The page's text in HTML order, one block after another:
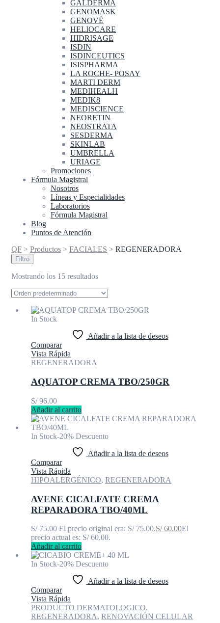
GALDERMA
GENOMASK
GENOVÉ
HELIOCARE
HIDRISAGE
ISDIN
ISDINCEUTICS
ISISPHARMA
LA ROCHE- POSAY
MARTI DERM
MEDIHEALH
MEDIK8
MEDISCIENCE
NEORETIN
NEOSTRATA
SESDERMA
SKINLAB
UMBRELLA
URIAGE
Promociones
Fórmula Magistral
Nosotros
Líneas y Especialidades
Laboratorios
Fórmula Magistral
Blog
Puntos de Atención
QF > Productos > FACIALES > REGENERADORA
Filtro
Mostrando los 15 resultados
In Stock
Añadir a la lista de deseos
Comparar
Vista Rápida
REGENERADORA
AQUATOP CREMA TBO/250GR
S/96.00
Añadir al carrito
In Stock-20% Descuento
Añadir a la lista de deseos
Comparar
Vista Rápida
HIPOALERGÉNICO, REGENERADORA
AVENE CICALFATE CREMA
REPARADORA TBO/40ML
S/75.00 El precio original era: S/ 75.00.S/60.00El
precio actual es: S/ 60.00.
Añadir al carrito
In Stock-20% Descuento
Añadir a la lista de deseos
Comparar
Vista Rápida
PRODUCTO DERMATOLOGICO,
REGENERADORA, RENOVACIÓN CELULAR